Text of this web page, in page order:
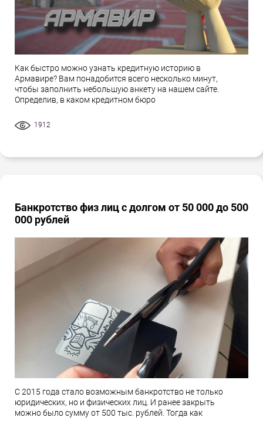
Как быстро можно узнать кредитную историю в
Армавире? Вам понадобится всего несколько минут,
чтобы заполнить небольшую анкету на нашем сайте.
Определив, в каком кредитном бюро
1912
Банкротство физ лиц с долгом от 50 000 до 500
000 рублей
С 2015 года стало возможным банкротство не только
юридических, но и физических лиц. И ранее закрыть
можно было сумму от 500 тыс. рублей. Тогда как